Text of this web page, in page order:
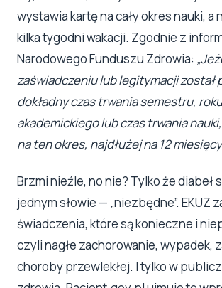
wystawia kartę na cały okres nauki, a
kilka tygodni wakacji. Zgodnie z
Narodowego Funduszu Zdrowia:
zaświadczeniu lub legitymacji został
dokładny czas trwania semestru, roku
akademickiego lub czas trwania
na ten okres, najdłużej na 12
Brzmi nieźle, no nie? Tylko że diabeł
jednym słowie — „niezbędne”. EKUZ
świadczenia, które są konieczne i
czyli nagłe zachorowanie, wypadek,
choroby przewlekłej. I tylko w